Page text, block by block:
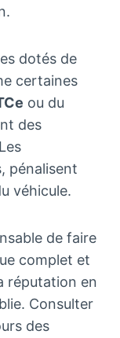
dotés de
certaines
ou du
des
pénalisent
véhicule.
de faire
complet et
réputation en
Consulter
des